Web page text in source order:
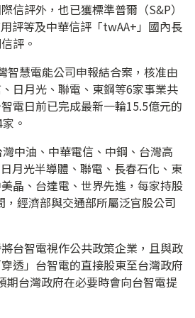
信評外，也已獲標準普爾（S&P）
評等及中華信評「twAA+」國內長
評。
智慧電能公司申報結合案，核准由
日月光、聯電、東鋼等6家事業共
電日前已完成最新一輪15.5億元的
。
中油、中華電信、中鋼、台灣高
月光半導體、聯電、長春石化、東
晶、台達電、世界先進，每家持股
經濟部與交通部所屬泛官股公司
台智電視作公共政策企業，且與政
透」台智電的直接股東至台灣政府
期台灣政府在必要時會向台智電提